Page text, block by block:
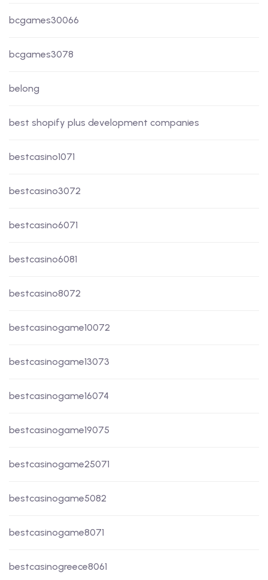
bcgames30066
bcgames3078
belong
best shopify plus development companies
bestcasino1071
bestcasino3072
bestcasino6071
bestcasino6081
bestcasino8072
bestcasinogame10072
bestcasinogame13073
bestcasinogame16074
bestcasinogame19075
bestcasinogame25071
bestcasinogame5082
bestcasinogame8071
bestcasinogreece8061